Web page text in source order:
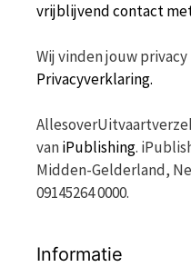
vrijblijvend contact
Wij vinden jouw
Privacyverklaring.
vaniPublishing.
Midden-Gelderland,
09145264 0000.
Informatie